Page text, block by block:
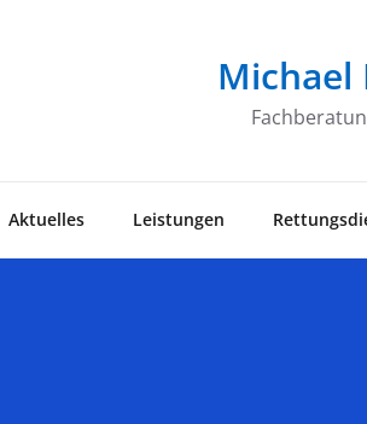
Michael
Aktuelles Leistungen